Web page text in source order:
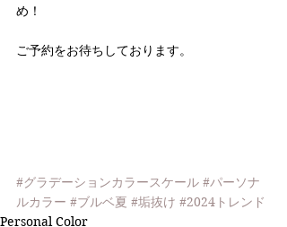
め！
ご予約をお待ちしております。
#グラデーションカラースケール #パーソナ
ルカラー #ブルベ夏 #垢抜け #2024トレンド
Personal Color